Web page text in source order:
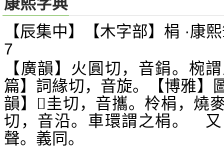
康熙字典
【辰集中】【木字部】梋 ·康
7
【廣韻】火圓切，音鋗。椀
篇】詞緣切，音旋。【博雅
韻】 𤣥圭切，音攜。柃梋，燒
切，音沿。車環謂之梋。
聲。義同。